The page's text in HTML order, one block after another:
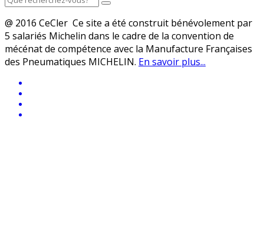
@ 2016 CeCler Ce site a été construit bénévolement par
5 salariés Michelin dans le cadre de la convention de
mécénat de compétence avec la Manufacture Françaises
des Pneumatiques MICHELIN. En savoir plus...